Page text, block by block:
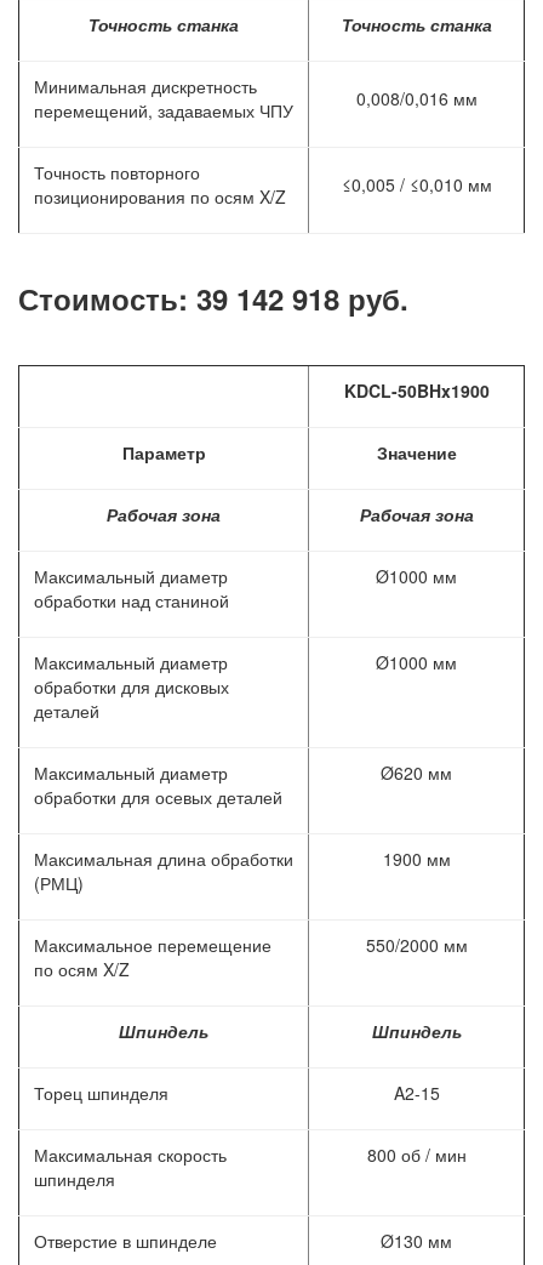
Точность станка Точность станка
Минимальная дискретность
перемещений, задаваемых ЧПУ
0,008/0,016 мм
Точность повторного
позиционирования по осям X/Z
≤0,005 / ≤0,010 мм
Стоимость: 39 142 918 руб.
KDCL-50BHx1900
Параметр Значение
Рабочая зона Рабочая зона
Максимальный диаметр
обработки над станиной
Ø1000 мм
Максимальный диаметр
обработки для дисковых
деталей
Ø1000 мм
Максимальный диаметр
обработки для осевых деталей
Ø620 мм
Максимальная длина обработки
(РМЦ)
1900 мм
Максимальное перемещение
по осям X/Z
550/2000 мм
Шпиндель Шпиндель
Торец шпинделя A2-15
Максимальная скорость
шпинделя
800 об / мин
Отверстие в шпинделе Ø130 мм